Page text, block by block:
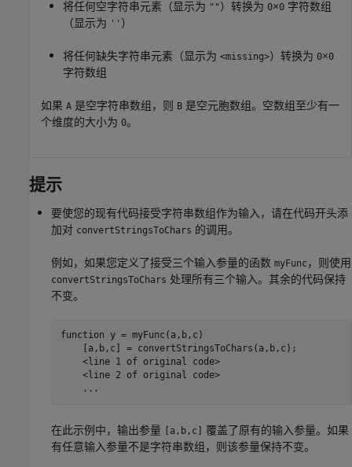
将任何空字符串元素（显示为 ""）转换为 0×0 字符数组
（显示为 '' ）
将任何缺失字符串元素（显示为 <missing>）转换为 0×0
字符数组
如果 A 是空字符串数组，则 B 是空元胞数组。空数组至少有一
个维度的大小为 0。
提示
要使您的现有代码接受字符串数组作为输入，请在代码开头添
加对 convertStringsToChars 的调用。
例如，如果您定义了接受三个输入参量的函数 myFunc ，则使用
convertStringsToChars 处理所有三个输入。其余的代码保持
不变。
function y = myFunc(a,b,c)
    [a,b,c] = convertStringsToChars(a,b,c);
    <line 1 of original code>
    <line 2 of original code>
    ...
在此示例中，输出参量 [a,b,c] 覆盖了原有的输入参量。如果
有任意输入参量不是字符串数组，则该参量保持不变。